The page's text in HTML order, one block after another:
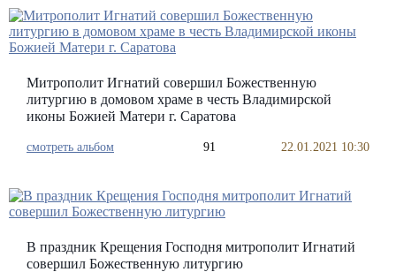
Митрополит Игнатий совершил Божественную
литургию в домовом храме в честь Владимирской
иконы Божией Матери г. Саратова
смотреть альбом 91 22.01.2021 10:30
В праздник Крещения Господня митрополит Игнатий
совершил Божественную литургию